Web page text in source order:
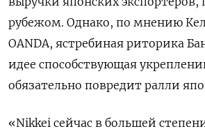
рубежом. Однако, по мнению
OANDA, ястребиная риторика
идее способствующая
обязательно повредит ралли
«Nikkei сейчас в большей